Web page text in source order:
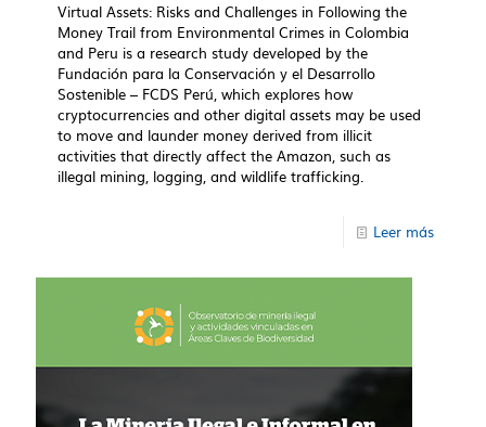
Virtual Assets: Risks and Challenges in Following the
Money Trail from Environmental Crimes in Colombia
and Peru is a research study developed by the
Fundación para la Conservación y el Desarrollo
Sostenible – FCDS Perú, which explores how
cryptocurrencies and other digital assets may be used
to move and launder money derived from illicit
activities that directly affect the Amazon, such as
illegal mining, logging, and wildlife trafficking.
Leer más